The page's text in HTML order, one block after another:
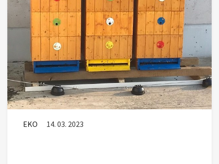
EKO 14. 03. 2023